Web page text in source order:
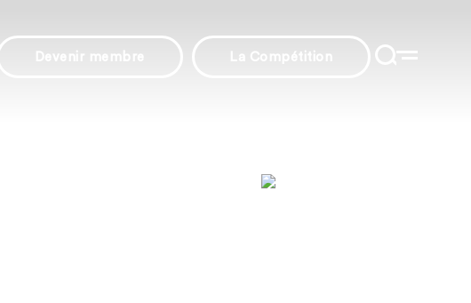
Devenir membre La Compétition